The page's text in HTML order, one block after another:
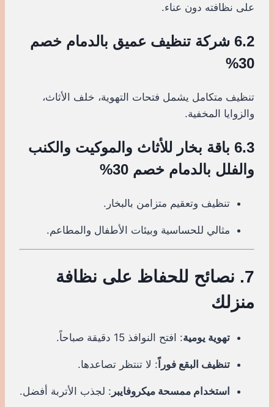
على نظافته دون عناء.
6.2 شركة تنظيف عميق بالدمام خصم
30%
تنظيف متكامل يشمل فتحات التهوية، خلف الأثاث،
والزوايا المخفية.
6.3 باقة بخار للأثاث والموكيت والكنب
والفلل بالدمام خصم 30%
تنظيف وتعقيم متزامن بالبخار.
مثالي للحساسية وبيئات الأطفال والمطاعم.
7. نصائح للحفاظ على نظافة
منزلك
تهوية يومية: افتح النوافذ 15 دقيقة صباحاً.
تنظيف البقع فوراً : لا تنتظر تصاعدها.
استخدام ممسحة ميكروفايبر : لجذب الأتربة أفضل.